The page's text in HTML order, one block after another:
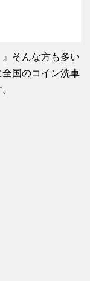
』そんな方も多い
国のコイン洗車